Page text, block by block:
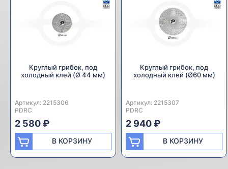
Круглый грибок, под
холодный клей (Ø 44 мм)
Артикул: 2215306
Производитель:
PDRC
2 580 ₽
В КОРЗИНУ
Круглый грибок, под
холодный клей (Ø60 мм)
Артикул: 2215307
Производитель:
PDRC
2 940 ₽
В КОРЗИНУ